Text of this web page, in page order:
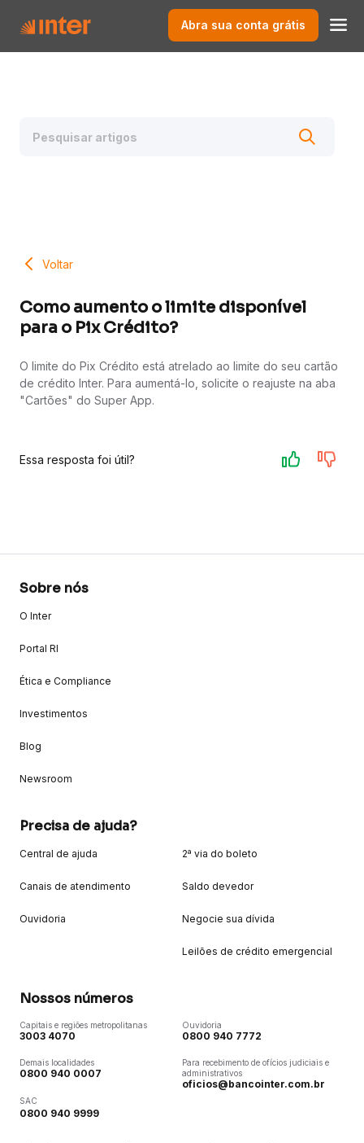
Abra sua conta grátis
Voltar
Como aumento o limite disponível
para o Pix Crédito?
O limite do Pix Crédito está atrelado ao limite do seu cartão
de crédito Inter. Para aumentá-lo, solicite o reajuste na aba
"Cartões" do Super App.
Essa resposta foi útil?
Sobre nós
O Inter
Portal RI
Ética e Compliance
Investimentos
Blog
Newsroom
Precisa de ajuda?
Central de ajuda
Canais de atendimento
Ouvidoria
2ª via do boleto
Saldo devedor
Negocie sua dívida
Leilões de crédito emergencial
Nossos números
Capitais e regiões metropolitanas
3003 4070
Demais localidades
0800 940 0007
SAC
0800 940 9999
Ouvidoria
0800 940 7772
Para recebimento de ofícios judiciais e
administrativos
oficios@bancointer.com.br